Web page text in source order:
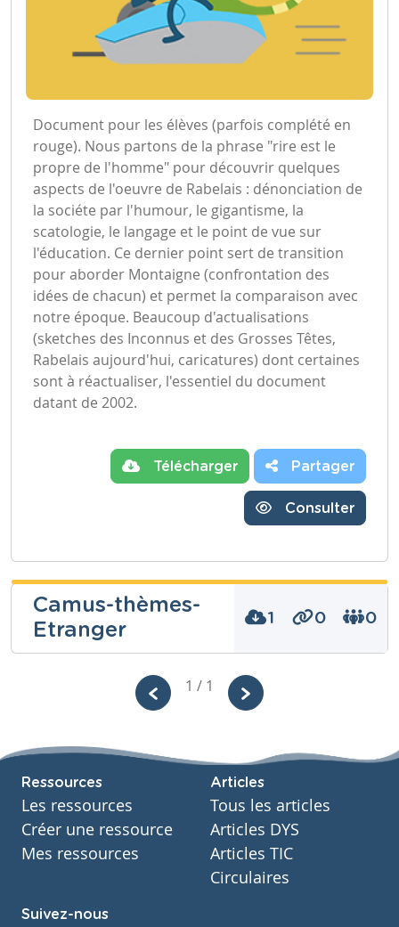
Document pour les élèves (parfois complété en
rouge). Nous partons de la phrase "rire est le
propre de l'homme" pour découvrir quelques
aspects de l'oeuvre de Rabelais : dénonciation de
la sociéte par l'humour, le gigantisme, la
scatologie, le langage et le point de vue sur
l'éducation. Ce dernier point sert de transition
pour aborder Montaigne (confrontation des
idées de chacun) et permet la comparaison avec
notre époque. Beaucoup d'actualisations
(sketches des Inconnus et des Grosses Têtes,
Rabelais aujourd'hui, caricatures) dont certaines
sont à réactualiser, l'essentiel du document
datant de 2002.
Télécharger Partager
Consulter
Camus-thèmes-
Etranger
1 0 0
Cours
Année
Secondaire – Sixième année
Tags
Camus, Etranger
1 / 1
Ressources
Les ressources
Créer une ressource
Mes ressources
Articles
Tous les articles
Articles DYS
Articles TIC
Circulaires
Suivez-nous